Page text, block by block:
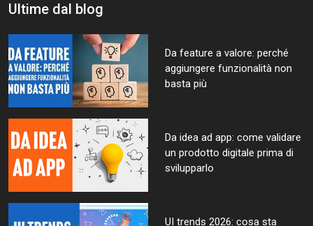
Ultime dal blog
Da feature a valore: perché
aggiungere funzionalità non
basta più
Da idea ad app: come validare
un prodotto digitale prima di
svilupparlo
UI trends 2026: cosa sta